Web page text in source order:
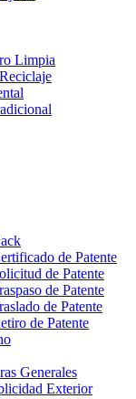
Limpia
de Patente
de Patente
de Patente
de Patente
de Patente
Generales
Exterior